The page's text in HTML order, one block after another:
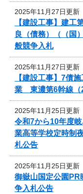
2025年11月27日更新
【建設工事】建
良（債務）（（国
般競争入札
2025年11月27日更新
【建設工事】7債
業 東濃第6幹線（
2025年11月25日更新
令和7から10年度
業高等学校定時制
札公告
2025年11月25日更新
御嶽山国定公園PR
争入札公告